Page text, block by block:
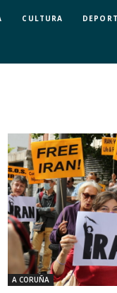
CULTURA
A CORUÑA